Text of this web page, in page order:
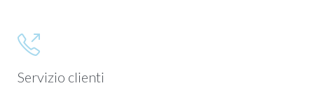

Servizio clienti